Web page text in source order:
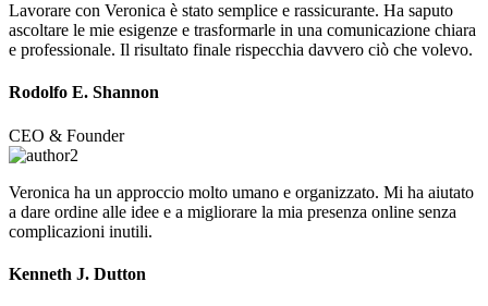
Lavorare con Veronica è stato semplice e rassicurante. Ha saputo
ascoltare le mie esigenze e trasformarle in una comunicazione chiara
e professionale. Il risultato finale rispecchia davvero ciò che volevo.
Rodolfo E. Shannon
CEO & Founder
Veronica ha un approccio molto umano e organizzato. Mi ha aiutato
a dare ordine alle idee e a migliorare la mia presenza online senza
complicazioni inutili.
Kenneth J. Dutton